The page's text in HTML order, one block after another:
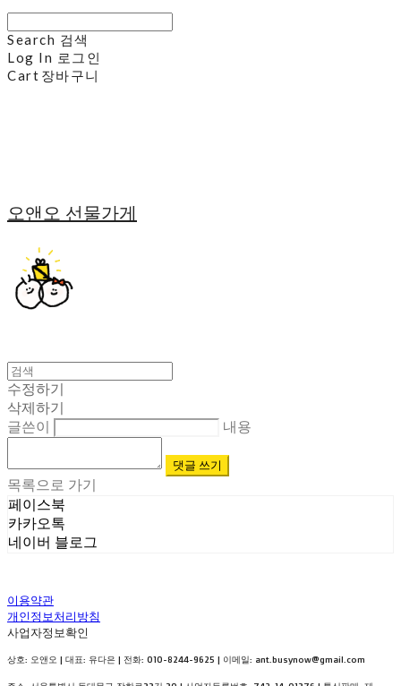
Search 검색
Log In 로그인
Cart 장바구니
오앤오 선물가게
수정하기
삭제하기
글쓴이
내용
댓글 쓰기
목록으로 가기
페이스북
카카오톡
네이버 블로그
이용약관
개인정보처리방침
사업자정보확인
상호: 오앤오 | 대표: 유다은 | 전화: 010-8244-9625 | 이메일: ant.busynow@gmail.com